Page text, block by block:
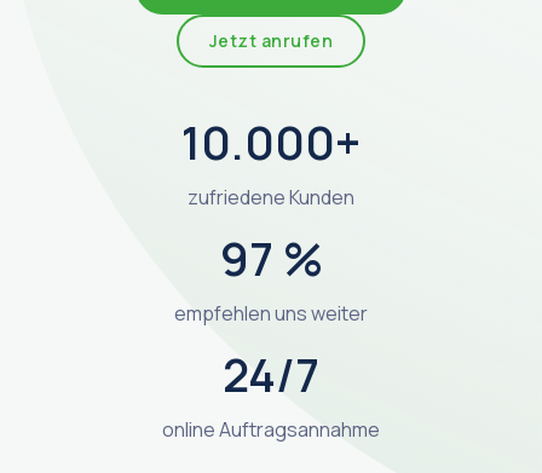
Jetzt anrufen
10.000+
zufriedene Kunden
97 %
empfehlen uns weiter
24/7
online Auftragsannahme